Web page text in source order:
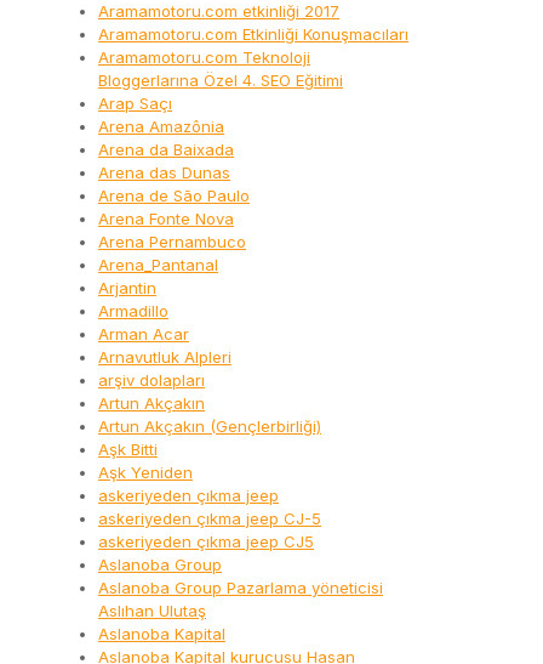
Aramamotoru.com etkinliği 2017
Aramamotoru.com Etkinliği Konuşmacıları
Aramamotoru.com Teknoloji
Bloggerlarına Özel 4. SEO Eğitimi
Arap Saçı
Arena Amazônia
Arena da Baixada
Arena das Dunas
Arena de São Paulo
Arena Fonte Nova
Arena Pernambuco
Arena_Pantanal
Arjantin
Armadillo
Arman Acar
Arnavutluk Alpleri
arşiv dolapları
Artun Akçakın
Artun Akçakın (Gençlerbirliği)
Aşk Bitti
Aşk Yeniden
askeriyeden çıkma jeep
askeriyeden çıkma jeep CJ-5
askeriyeden çıkma jeep CJ5
Aslanoba Group
Aslanoba Group Pazarlama yöneticisi
Aslıhan Ulutaş
Aslanoba Kapital
Aslanoba Kapital kurucusu Hasan